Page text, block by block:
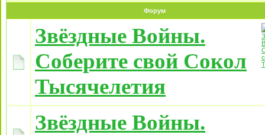
Форум
Звёздные Войны.
Соберите свой Сокол
Тысячелетия
Звёздные Войны.